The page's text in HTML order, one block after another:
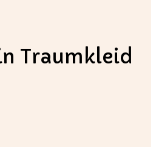
Traumkleid